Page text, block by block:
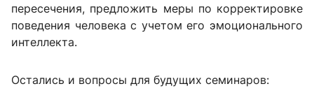
пересечения, предложить меры по корректировке
поведения человека с учетом его эмоционального
интеллекта.
Остались и вопросы для будущих семинаров: